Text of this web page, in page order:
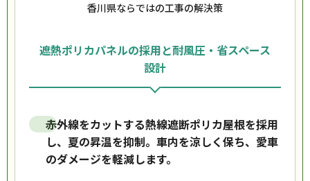
香川県ならではの工事の解決策
遮熱ポリカパネルの採用と耐風圧・省スペース
設計
赤外線をカットする熱線遮断ポリカ屋根を採用
し、夏の昇温を抑制。車内を涼しく保ち、愛車
のダメージを軽減します。